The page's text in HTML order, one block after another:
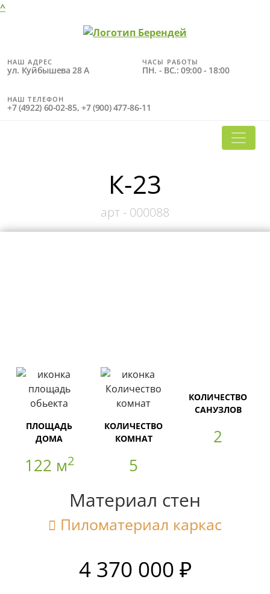
^
НАШ АДРЕС
ул. Куйбышева 28 А
ЧАСЫ РАБОТЫ
ПН. - ВС.: 09:00 - 18:00
НАШ ТЕЛЕФОН
+7 (4922) 60-02-85, +7 (900) 477-86-11
К-23
арт - 000088
ПЛОЩАДЬ
ДОМА
122 м2
КОЛИЧЕСТВО
КОМНАТ
5
КОЛИЧЕСТВО
САНУЗЛОВ
2
Материал стен
Пиломатериал каркас
4 370 000 ₽